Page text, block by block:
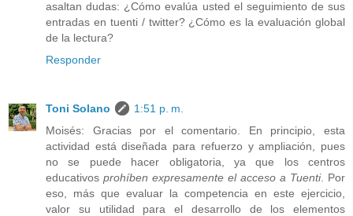
asaltan dudas: ¿Cómo evalúa usted el seguimiento de sus
entradas en tuenti / twitter? ¿Cómo es la evaluación global
de la lectura?
Responder
Toni Solano
1:51 p. m.
Moisés: Gracias por el comentario. En principio, esta
actividad está diseñada para refuerzo y ampliación, pues
no se puede hacer obligatoria, ya que los centros
educativos prohíben expresamente el acceso a Tuenti. Por
eso, más que evaluar la competencia en este ejercicio,
valor su utilidad para el desarrollo de los elementos